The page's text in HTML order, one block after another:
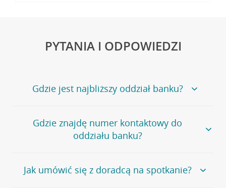
PYTANIA I ODPOWIEDZI
Gdzie jest najbliższy oddział banku?
Jeśli szukasz oddziału naszego banku, zapraszamy na
stronęPlacówki i bankomaty, na której znajduje się
wygodna wyszukiwarka.
oddziałów
Gdzie znajdę numer kontaktowy do
oddziału banku?
Bank Credit Agricole nie udostępnia ogólnego numeru
telefonu do placówki bankowej.
Jak umówić się z doradcą na spotkanie?